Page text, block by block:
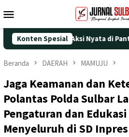
ke
Mobile
Konten Spesial
dengan Aksi Nyata di Pantai
Beranda DAERAH MAMUJU
Jaga Keamanan dan
Polantas Polda Sulbar
Pengaturan dan
Menyeluruh di SD